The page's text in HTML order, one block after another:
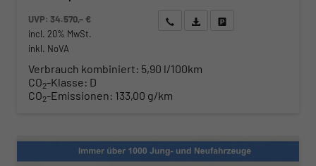
UVP:34.570,– €
incl. 20% MwSt.
inkl. NoVA
Wir rufen Sie anAngebot drucken (PDF)
Verbrauch kombiniert: 5,90 l/100km
CO2-Klasse: D
CO2-Emissionen: 133,00 g/km